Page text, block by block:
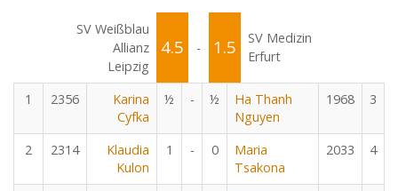
SV Weißblau
Allianz
Leipzig
4.5 - 1.5
SV Medizin
Erfurt
1 2356
Karina
Cyfka
½ - ½
Ha Thanh
Nguyen
1968 3
2 2314
Klaudia
Kulon
1 - 0
Maria
Tsakona
2033 4